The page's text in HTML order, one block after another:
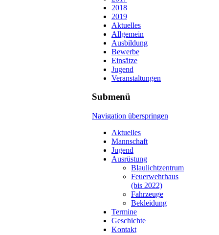
2018
2019
Aktuelles
Allgemein
Ausbildung
Bewerbe
Einsätze
Jugend
Veranstaltungen
Submenü
Navigation überspringen
Aktuelles
Mannschaft
Jugend
Ausrüstung
Blaulichtzentrum
Feuerwehrhaus
(bis 2022)
Fahrzeuge
Bekleidung
Termine
Geschichte
Kontakt